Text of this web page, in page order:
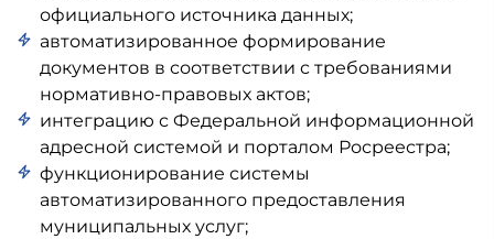
официального источника данных;
автоматизированное формирование
документов в соответствии с требованиями
нормативно-правовых актов;
интеграцию с Федеральной информационной
адресной системой и порталом Росреестра;
функционирование системы
автоматизированного предоставления
муниципальных услуг;